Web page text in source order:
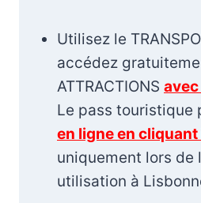
Utilisez le
accédez
ATTRACTIONS
Le pass touristique
en ligne en cliquant
uniquement lors de
utilisation à